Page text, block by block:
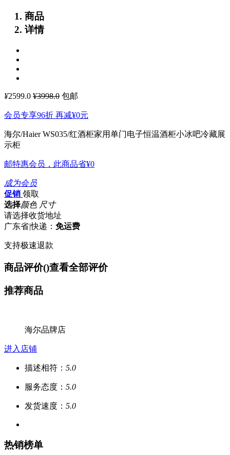
商品
详情
¥2599.0 ¥3998.0 包邮
会员专享96折 再减¥0元
海尔/Haier WS035/红酒柜家用单门电子恒温酒柜小冰吧冷藏展
示柜
邮特惠会员，此商品省¥0
成为会员
促销 领取
选择颜色 尺寸
请选择收货地址
广东省|快递： 免运费
支持极速退款
商品评价()查看全部评价
推荐商品
海尔品牌店
进入店铺
描述相符： 5.0
服务态度： 5.0
发货速度： 5.0
热销榜单